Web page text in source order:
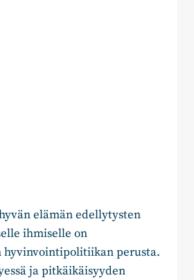
elämän edellytysten
ihmiselle on
hyvinvointipolitiikan perusta.
ja pitkäikäisyyden